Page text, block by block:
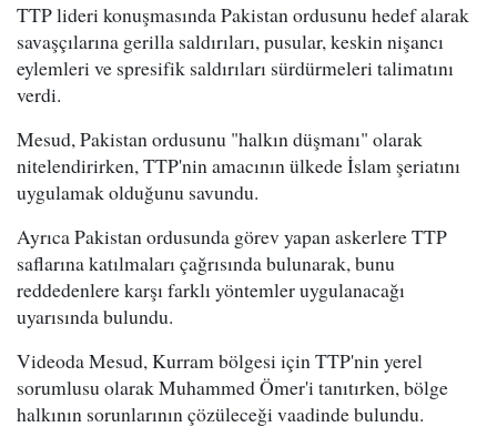
TTP lideri konuşmasında Pakistan ordusunu hedef alarak
savaşçılarına gerilla saldırıları, pusular, keskin nişancı
eylemleri ve spresifik saldırıları sürdürmeleri talimatını
verdi.
Mesud, Pakistan ordusunu "halkın düşmanı" olarak
nitelendirirken, TTP'nin amacının ülkede İslam şeriatını
uygulamak olduğunu savundu.
Ayrıca Pakistan ordusunda görev yapan askerlere TTP
saflarına katılmaları çağrısında bulunarak, bunu
reddedenlere karşı farklı yöntemler uygulanacağı
uyarısında bulundu.
Videoda Mesud, Kurram bölgesi için TTP'nin yerel
sorumlusu olarak Muhammed Ömer'i tanıtırken, bölge
halkının sorunlarının çözüleceği vaadinde bulundu.